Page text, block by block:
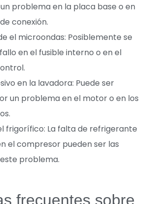
problema en la placa base o en
conexión.
el microondas: Posiblemente se
en el fusible interno o en el
en la lavadora: Puede ser
un problema en el motor o en los
frigorífico: La falta de refrigerante
el compresor pueden ser las
problema.
frecuentes sobre